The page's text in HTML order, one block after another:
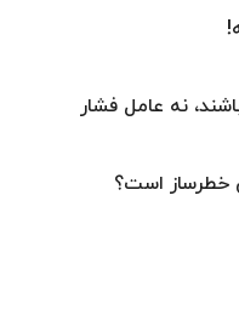
نه عامل فشار
خطرساز است؟